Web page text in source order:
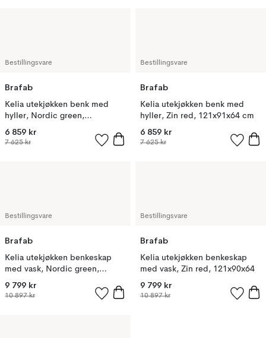
Bestillingsvare
Brafab
Kelia utekjøkken benk med
hyller, Nordic green,
121x91x64 cm
6 859 kr
7 625 kr
Bestillingsvare
Brafab
Kelia utekjøkken benk med
hyller, Zin red, 121x91x64 cm
6 859 kr
7 625 kr
Bestillingsvare
Brafab
Kelia utekjøkken benkeskap
med vask, Nordic green,
121x90x64
9 799 kr
10 897 kr
Bestillingsvare
Brafab
Kelia utekjøkken benkeskap
med vask, Zin red, 121x90x64
9 799 kr
10 897 kr